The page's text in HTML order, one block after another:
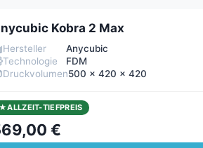
Kobra 2 Max
Hersteller
Anycubic
Technologie
FDM
Druckvolumen500 x 420 x 420
ALLZEIT-TIEFPREIS
€